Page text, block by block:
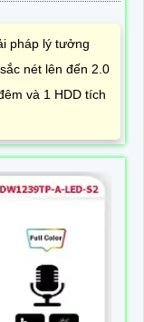
pháp lý tưởng
nét lên đến 2.0
và 1 HDD tích